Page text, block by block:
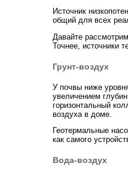
Источник
общий для всех
Давайте
Точнее, источники
Грунт-воздух
У почвы ниже
увеличением
горизонтальный
воздуха в доме.
Геотермальные
как самого
Вода-воздух